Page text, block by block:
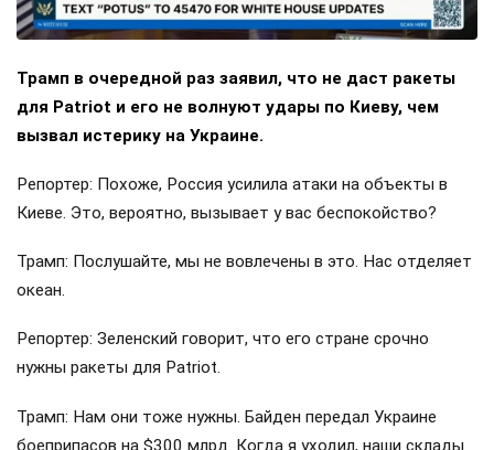
Трамп в очередной раз заявил, что не даст ракеты
для Patriot и его не волнуют удары по Киеву, чем
вызвал истерику на Украине.
Репортер: Похоже, Россия усилила атаки на объекты в
Киеве. Это, вероятно, вызывает у вас беспокойство?
Трамп: Послушайте, мы не вовлечены в это. Нас отделяет
океан.
Репортер: Зеленский говорит, что его стране срочно
нужны ракеты для Patriot.
Трамп: Нам они тоже нужны. Байден передал Украине
боеприпасов на $300 млрд. Когда я уходил, наши склады